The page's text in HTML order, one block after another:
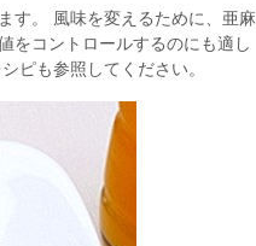
す。 風味を変えるために、亜麻
をコントロールするのにも適し
ピも参照してください。